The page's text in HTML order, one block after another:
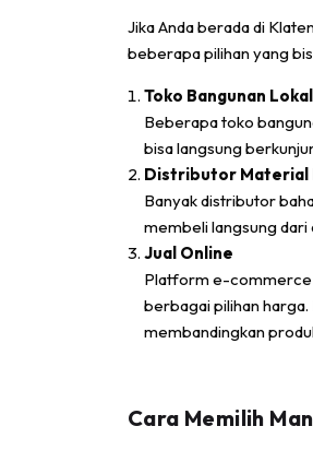
Jika Anda berada di
beberapa pilihan yang
Toko Bangunan Lokal
Beberapa toko
bisa langsung
Distributor Material
Banyak distributor
membeli langsung dari
Jual Online
Platform e-commerce
berbagai pilihan
membandingkan
Cara Memilih